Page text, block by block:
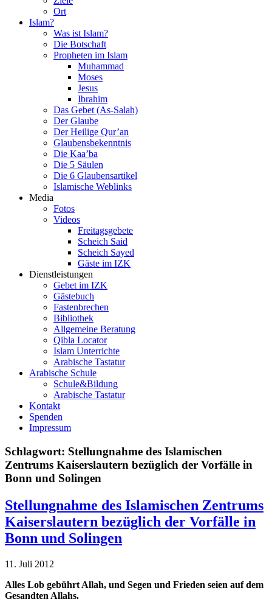
Ort
Islam?
Was ist Islam?
Die Botschaft
Propheten im Islam
Muhammad
Moses
Jesus
Ibrahim
Das Gebet (As-Salah)
Der Glaube
Der Heilige Qur’an
Glaubensbekenntnis
Die Kaa’ba
Die 5 Säulen
Die 6 Glaubensartikel
Islamische Weblinks
Media
Fotos
Videos
Freitagsgebete
Scheich Said
Scheich Sayed
Gäste im IZK
Dienstleistungen
Gebet im IZK
Gästebuch
Fastenbrechen
Bibliothek
Allgemeine Beratung
Qibla Locator
Islam Unterrichte
Arabische Tastatur
Arabische Schule
Schule&Bildung
Arabische Tastatur
Kontakt
Spenden
Impressum
Schlagwort: Stellungnahme des Islamischen
Zentrums Kaiserslautern bezüglich der Vorfälle in
Bonn und Solingen
Stellungnahme des Islamischen Zentrums
Kaiserslautern bezüglich der Vorfälle in
Bonn und Solingen
11. Juli 2012
Alles Lob gebührt Allah, und Segen und Frieden seien auf dem
Gesandten Allahs.